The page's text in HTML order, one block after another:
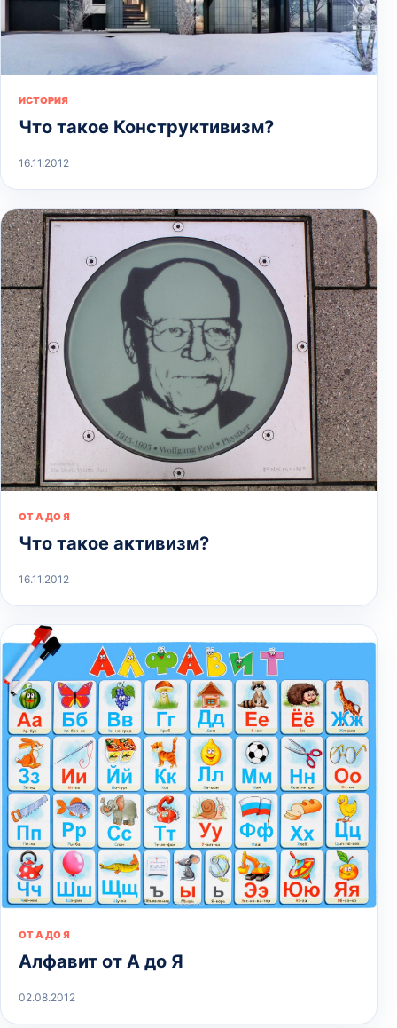
ИСТОРИЯ
Что такое Конструктивизм?
16.11.2012
ОТ А ДО Я
Что такое активизм?
16.11.2012
ОТ А ДО Я
Алфавит от А до Я
02.08.2012